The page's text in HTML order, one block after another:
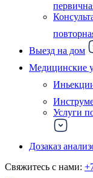
Выезд на дом
Медицинские
Услуги
Дозаказ
Свяжитесь с нами: